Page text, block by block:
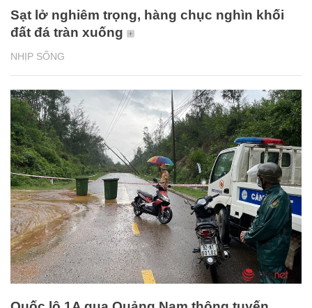
NHỊP SỐNG
Sạt lở nghiêm trọng, hàng chục nghìn khối
đất đá tràn xuống